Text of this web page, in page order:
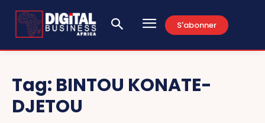
S'abonner
Tag: BINTOU KONATE-
DJETOU